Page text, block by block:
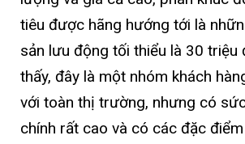
tiêu được hãng hướng tới là
sản lưu động tối thiểu là 30 triệu
thấy, đây là một nhóm khách
với toàn thị trường, nhưng có
chính rất cao và có các đặc